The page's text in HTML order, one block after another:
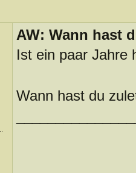
AW: Wann hast
Ist ein paar Jahre
Wann hast du